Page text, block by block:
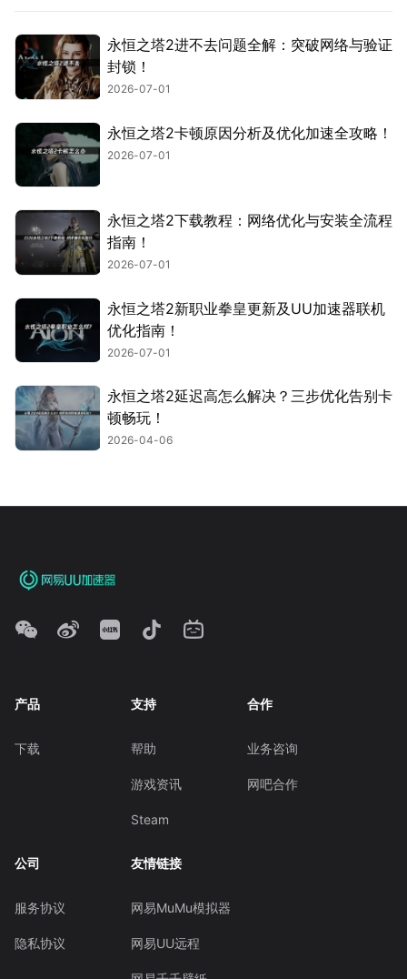
永恒之塔2进不去问题全解：突破网络与验证
封锁！
2026-07-01
永恒之塔2卡顿原因分析及优化加速全攻略！
2026-07-01
永恒之塔2下载教程：网络优化与安装全流程
指南！
2026-07-01
永恒之塔2新职业拳皇更新及UU加速器联机
优化指南！
2026-07-01
永恒之塔2延迟高怎么解决？三步优化告别卡
顿畅玩！
2026-04-06
产品
下载
支持
帮助
游戏资讯
Steam
合作
业务咨询
网吧合作
公司
服务协议
隐私协议
友情链接
网易MuMu模拟器
网易UU远程